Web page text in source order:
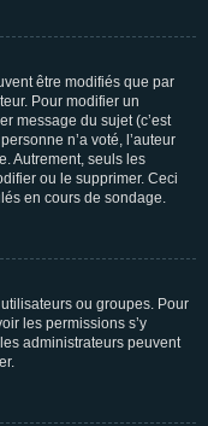
être modifiés que par
Pour modifier un
message du sujet (c’est
n’a voté, l’auteur
Autrement, seuls les
ou le supprimer. Ceci
en cours de sondage.
ou groupes. Pour
les permissions s’y
administrateurs peuvent